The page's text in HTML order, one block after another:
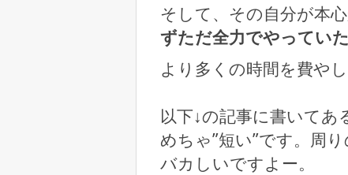
そして、その自分が本
ずただ全力でやってい
より多くの時間を費や
以下↓の記事に書いて
めちゃ”短い”です。周
バカしいですよー。